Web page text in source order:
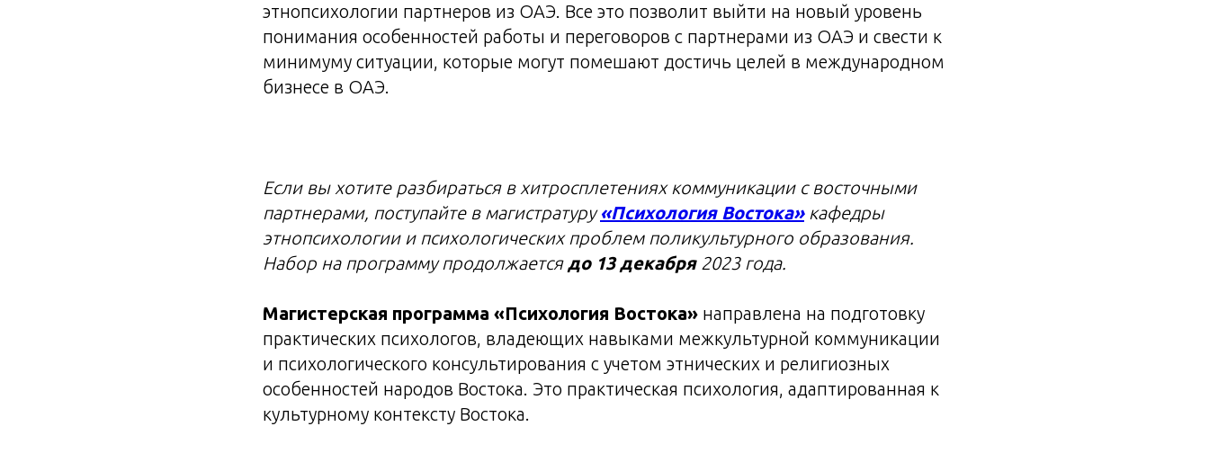
этнопсихологии партнеров из ОАЭ. Все это позволит выйти на новый уровень
понимания особенностей работы и переговоров с партнерами из ОАЭ и свести к
минимуму ситуации, которые могут помешают достичь целей в международном
бизнесе в ОАЭ.
Если вы хотите разбираться в хитросплетениях коммуникации с восточными
партнерами, поступайте в магистратуру«Психология Востока» кафедры
этнопсихологии и психологических проблем поликультурного образования.
Набор на программу продолжаетсядо 13 декабря2023 года.
Магистерская программа «Психология Востока» направлена на подготовку
практических психологов, владеющих навыками межкультурной коммуникации
и психологического консультирования с учетом этнических и религиозных
особенностей народов Востока. Это практическая психология, адаптированная к
культурному контексту Востока.